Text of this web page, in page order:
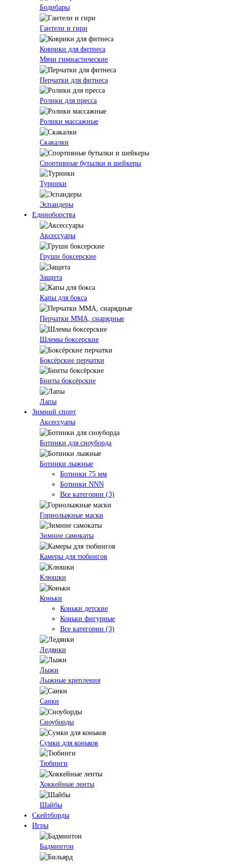
Бодибары
Гантели и гири
Коврики для фитнеса
Мячи гимнастические
Перчатки для фитнеса
Ролики для пресса
Ролики массажные
Скакалки
Спортивные бутылки и шейкеры
Турники
Эспандеры
Единоборства
Аксессуары
Груши боксерские
Защита
Капы для бокса
Перчатки ММА, снарядные
Шлемы боксерские
Боксёрские перчатки
Бинты боксёрские
Лапы
Зимний спорт
Аксессуары
Ботинки для сноуборда
Ботинки лыжные
Ботинки 75 мм
Ботинки NNN
Все категории (3)
Горнолыжные маски
Зимние самокаты
Камеры для тюбингов
Клюшки
Коньки
Коньки детские
Коньки фигурные
Все категории (3)
Ледянки
Лыжи
Лыжные крепления
Санки
Сноуборды
Сумки для коньков
Тюбинги
Хоккейные ленты
Шайбы
Скейтборды
Игры
Бадминтон